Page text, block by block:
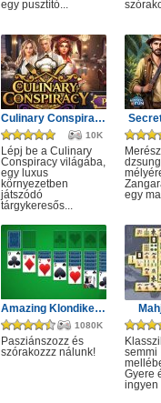
egy pusztító...
Culinary Conspiracy
10K
Lépj be a Culinary
Conspiracy világába,
egy luxus
környezetben
játszódó
tárgykeresős...
egy
Amazing Klondike Solitaire
1080K
Pasziánszozz és
szórakozzz nálunk!
semmi
Gyere
ingyen